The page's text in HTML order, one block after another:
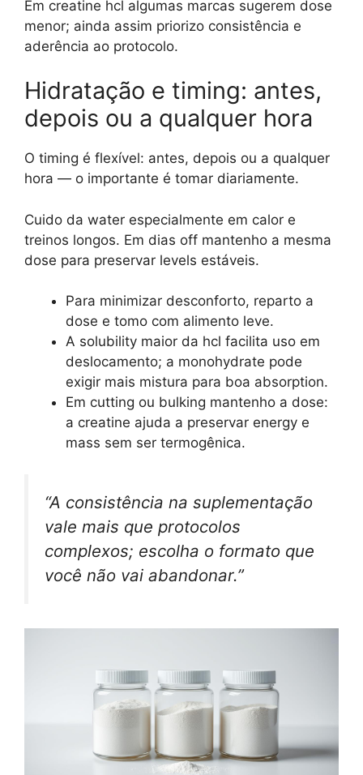
Em creatine hcl algumas marcas sugerem dose
menor; ainda assim priorizo consistência e
aderência ao protocolo.
Hidratação e timing: antes,
depois ou a qualquer hora
O timing é flexível: antes, depois ou a qualquer
hora — o importante é tomar diariamente.
Cuido da water especialmente em calor e
treinos longos. Em dias off mantenho a mesma
dose para preservar levels estáveis.
Para minimizar desconforto, reparto a
dose e tomo com alimento leve.
A solubility maior da hcl facilita uso em
deslocamento; a monohydrate pode
exigir mais mistura para boa absorption.
Em cutting ou bulking mantenho a dose:
a creatine ajuda a preservar energy e
mass sem ser termogênica.
“A consistência na suplementação
vale mais que protocolos
complexos; escolha o formato que
você não vai abandonar.”